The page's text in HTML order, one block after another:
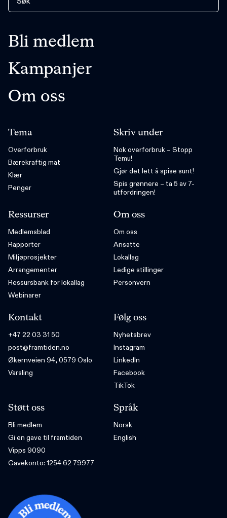
Bli medlem
Kampanjer
Om oss
Tema
Overforbruk
Bærekraftig mat
Klær
Penger
Skriv under
Nok overforbruk – Stopp
Temu!
Gjør det lett å spise sunt!
Spis grønnere – ta 5 av 7-
utfordringen!
Ressurser
Medlemsblad
Rapporter
Miljøprosjekter
Arrangementer
Ressursbank for lokallag
Webinarer
Om oss
Om oss
Ansatte
Lokallag
Ledige stillinger
Personvern
Kontakt
+47 22 03 31 50
post@framtiden.no
Økernveien 94, 0579 Oslo
Varsling
Følg oss
Nyhetsbrev
Instagram
LinkedIn
Facebook
TikTok
Støtt oss
Bli medlem
Gi en gave til framtiden
Vipps 9090
Gavekonto: 1254 62 79977
Språk
Norsk
English